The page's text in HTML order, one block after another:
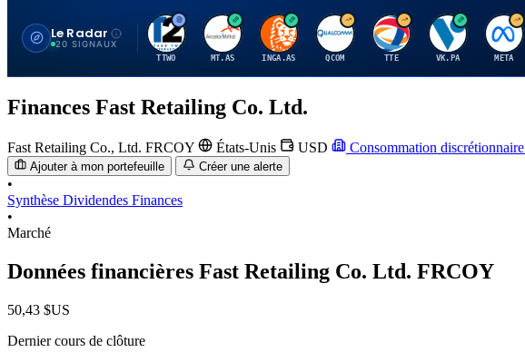
Le Radar
20 SIGNAUX
T
TTWO
A
MT.AS
I
INGA.AS
Q
QCOM
T
TTE
V
VK.PA
M
META
Finances Fast Retailing Co. Ltd.
Fast Retailing Co., Ltd. FRCOY États-Unis USD Consommation discrétionnaire
Ajouter à mon portefeuille Créer une alerte
•
Synthèse Dividendes Finances
•
Marché
Données financières Fast Retailing Co. Ltd. FRCOY
50,43 $US
Dernier cours de clôture